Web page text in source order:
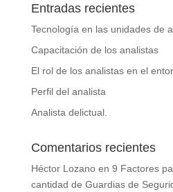
Entradas recientes
Tecnología en las unidades de
Capacitación de los analistas
El rol de los analistas en el
Perfil del analista
Analista delictual.
Comentarios recientes
Héctor Lozanoen 9 Factores
cantidad de Guardias de